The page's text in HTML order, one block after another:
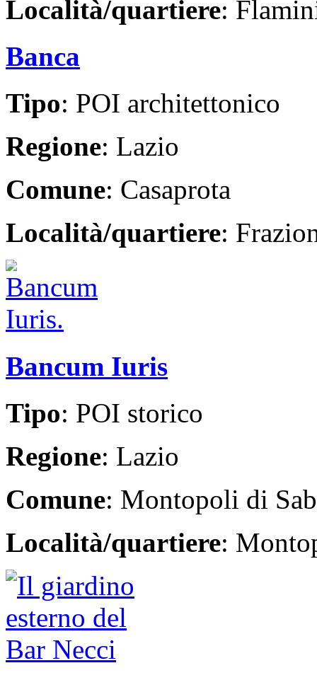
Località/quartiere:
Banca
Tipo: POI architettonico
Regione: Lazio
Comune: Casaprota
Località/quartiere:
Bancum Iuris
Tipo: POI storico
Regione: Lazio
Comune: Montopoli di
Località/quartiere: